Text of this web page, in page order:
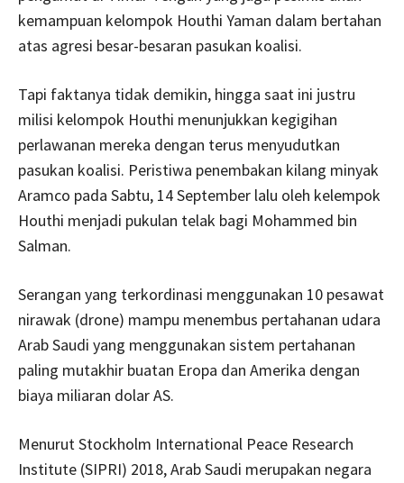
kemampuan kelompok Houthi Yaman dalam bertahan
atas agresi besar-besaran pasukan koalisi.
Tapi faktanya tidak demikin, hingga saat ini justru
milisi kelompok Houthi menunjukkan kegigihan
perlawanan mereka dengan terus menyudutkan
pasukan koalisi. Peristiwa penembakan kilang minyak
Aramco pada Sabtu, 14 September lalu oleh kelempok
Houthi menjadi pukulan telak bagi Mohammed bin
Salman.
Serangan yang terkordinasi menggunakan 10 pesawat
nirawak (drone) mampu menembus pertahanan udara
Arab Saudi yang menggunakan sistem pertahanan
paling mutakhir buatan Eropa dan Amerika dengan
biaya miliaran dolar AS.
Menurut Stockholm International Peace Research
Institute (SIPRI) 2018, Arab Saudi merupakan negara